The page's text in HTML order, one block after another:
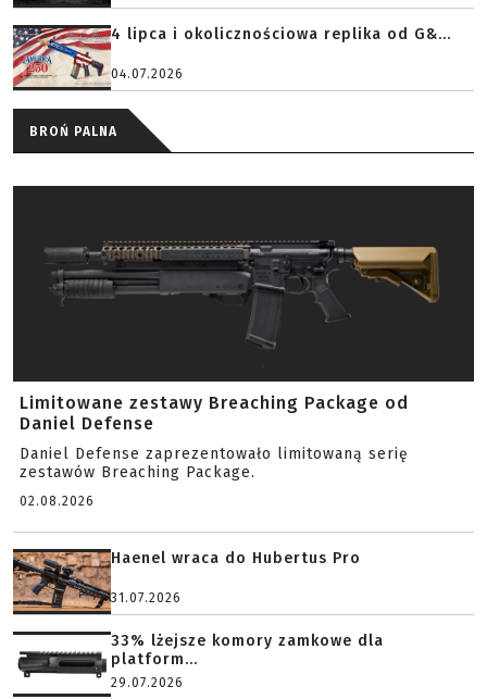
4 lipca i okolicznościowa replika od G&...
04.07.2026
BROŃ PALNA
Limitowane zestawy Breaching Package od
Daniel Defense
Daniel Defense zaprezentowało limitowaną serię
zestawów Breaching Package.
02.08.2026
Haenel wraca do Hubertus Pro
31.07.2026
33% lżejsze komory zamkowe dla
platform...
29.07.2026